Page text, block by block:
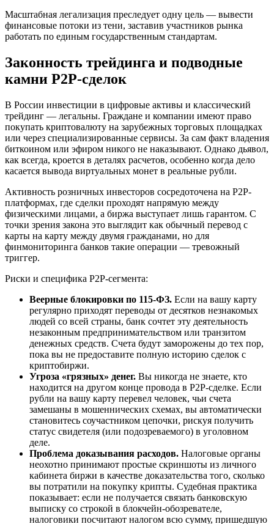
Масштабная легализация преследует одну цель — вывести
финансовые потоки из тени, заставив участников рынка
работать по единым государственным стандартам.
Законность трейдинга и подводные
камни P2P-сделок
В России инвестиции в цифровые активы и классический
трейдинг — легальны. Граждане и компании имеют право
покупать криптовалюту на зарубежных торговых площадках
или через специализированные сервисы. За сам факт владения
биткоином или эфиром никого не наказывают. Однако дьявол,
как всегда, кроется в деталях расчетов, особенно когда дело
касается вывода виртуальных монет в реальные рубли.
Активность розничных инвесторов сосредоточена на P2P-
платформах, где сделки проходят напрямую между
физическими лицами, а биржа выступает лишь гарантом. С
точки зрения закона это выглядит как обычный перевод с
карты на карту между двумя гражданами, но для
финмониторинга банков такие операции — тревожный
триггер.
Риски и специфика P2P-сегмента:
Веерные блокировки по 115-ФЗ. Если на вашу карту
регулярно приходят переводы от десятков незнакомых
людей со всей страны, банк сочтет эту деятельность
незаконным предпринимательством или транзитом
денежных средств. Счета будут заморожены до тех пор,
пока вы не предоставите полную историю сделок с
криптобиржи.
Угроза «грязных» денег. Вы никогда не знаете, кто
находится на другом конце провода в P2P-сделке. Если
рубли на вашу карту перевел человек, чьи счета
замешаны в мошеннических схемах, вы автоматически
становитесь соучастником цепочки, рискуя получить
статус свидетеля (или подозреваемого) в уголовном
деле.
Проблема доказывания расходов. Налоговые органы
неохотно принимают простые скриншоты из личного
кабинета биржи в качестве доказательства того, сколько
вы потратили на покупку крипты. Судебная практика
показывает: если не получается связать банковскую
выписку со строкой в блокчейн-обозревателе,
налоговики посчитают налогом всю сумму, пришедшую